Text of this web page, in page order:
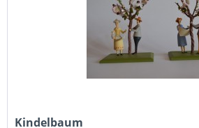
Kindelbaum